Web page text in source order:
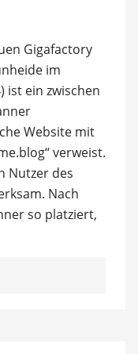
Gigafactory
im
ist ein zwischen
Website mit
verweist.
Nutzer des
Nach
so platziert,